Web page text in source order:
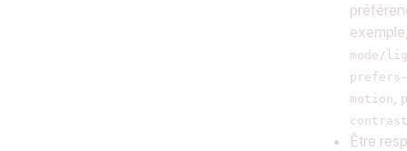
mode/
motion ,
contrast
Être